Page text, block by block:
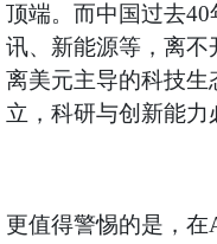
顶端。而中国过去
讯、新能源等，离
离美元主导的科技生
立，科研与创新能力
更值得警惕的是，